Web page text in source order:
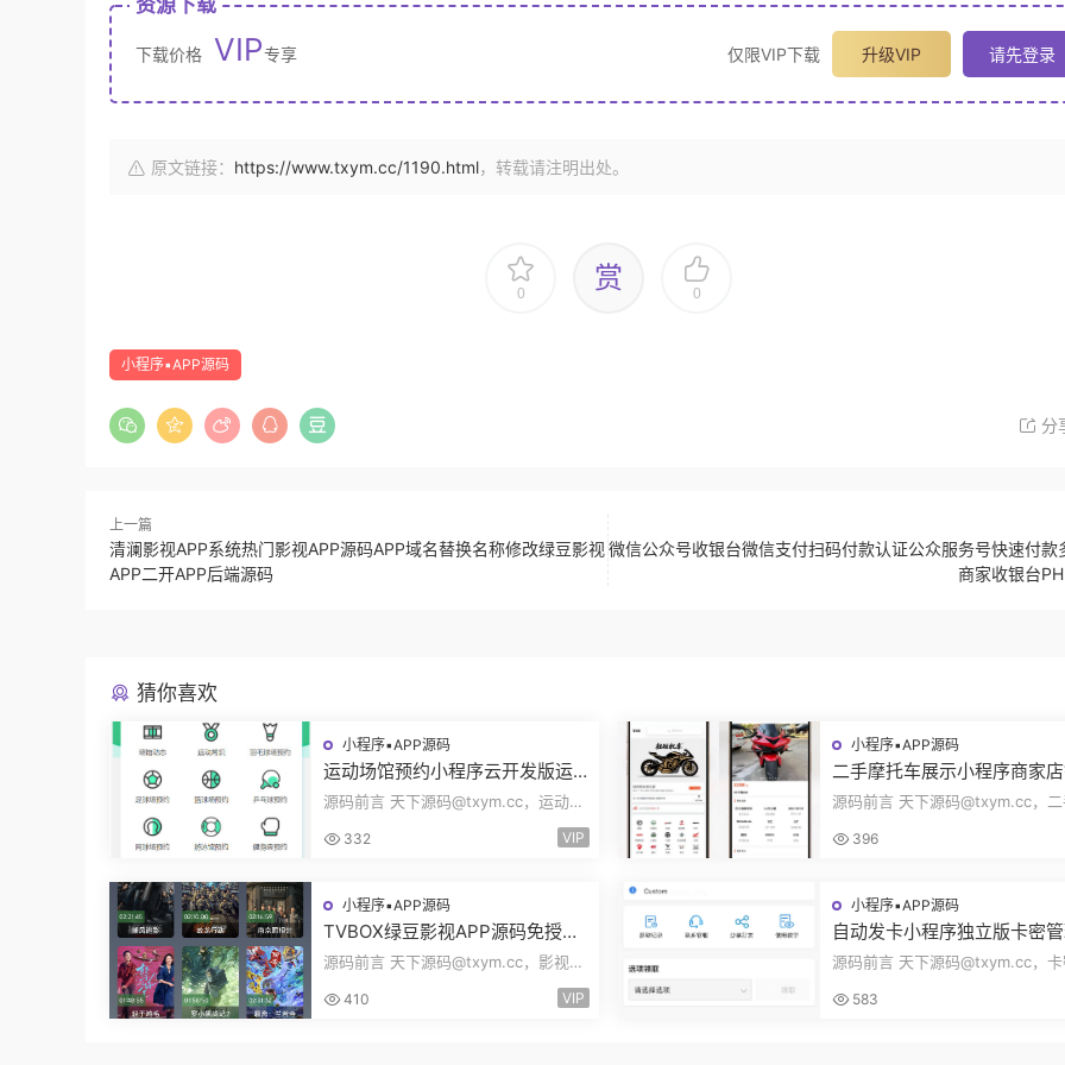
资源下载
下载价格 VIP专享 仅限VIP下载 升级VIP 请先登录
原文链接： https://www.txym.cc/1190.html，转载请注明出处。
0 赏 0
小程序▪APP源码
分
上一篇
清澜影视APP系统热门影视APP源码APP域名替换名称修改绿豆影视
APP二开APP后端源码
微信公众号收银台微信支付扫码付款认证公众服务号快速付款
商家收银台
猜你喜欢
小程序▪APP源码
运动场馆预约小程序云开发版运
动常识场馆动态羽毛球健身房乒
乓球预约管理预约凭证源码
源码前言 天下源码@txym.cc，运动场
馆预约小程序，自带详细的安装使用手
册，大小1...
332 VIP
小程序▪APP源码
二手摩托车展示小程序商家
展示车型品牌管理摩托车信息
布用户交互联系源码
源码前言 天下源码@txym.cc，二
托车展示小程序源码，自带详细
说明，大...
396
小程序▪APP源码
TVBOX绿豆影视APP源码免授权
二开版UI9影视排行榜TV端手机
端完整版源码追剧影视
源码前言 天下源码@txym.cc，影视源
码绿豆ui9二开版3.1.0，自带简单的安
装说明，...
410 VIP
小程序▪APP源码
自动发卡小程序独立版卡密
广告领取口令领取裂变扩展流
主小程序Custom
源码前言 天下源码@txym.cc，卡
程序发卡小程序，口令小程序多
程序，自...
583